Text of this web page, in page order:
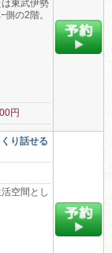
東武伊勢
の2階。
円
り話せる
空間とし